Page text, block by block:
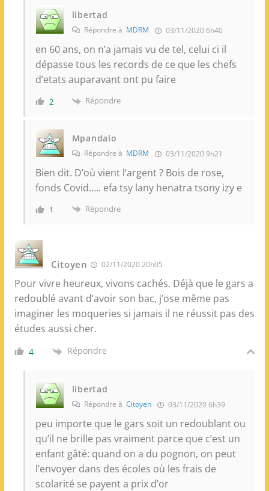
libertad
Répondre à MDRM 03/11/2020 6h40
en 60 ans, on n’a jamais vu de tel, celui ci il
dépasse tous les records de ce que les chefs
d’etats auparavant ont pu faire
2 Répondre
Mpandalo
Répondre à MDRM 03/11/2020 9h21
Bien dit. D’où vient l’argent ? Bois de rose,
fonds Covid….. efa tsy lany henatra tsony izy e
1 Répondre
Citoyen 02/11/2020 20h05
Pour vivre heureux, vivons cachés. Déjà que le gars a
redoublé avant d’avoir son bac, j’ose même pas
imaginer les moqueries si jamais il ne réussit pas des
études aussi cher.
4 Répondre
libertad
Répondre à Citoyen 03/11/2020 6h39
peu importe que le gars soit un redoublant ou
qu’il ne brille pas vraiment parce que c’est un
enfant gâté: quand on a du pognon, on peut
l’envoyer dans des écoles où les frais de
scolarité se payent a prix d’or